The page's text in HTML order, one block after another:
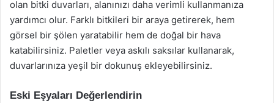
olan bitki duvarları, alanınızı daha verimli kullanmanıza
yardımcı olur. Farklı bitkileri bir araya getirerek, hem
görsel bir şölen yaratabilir hem de doğal bir hava
katabilirsiniz. Paletler veya askılı saksılar kullanarak,
duvarlarınıza yeşil bir dokunuş ekleyebilirsiniz.
Eski Eşyaları Değerlendirin